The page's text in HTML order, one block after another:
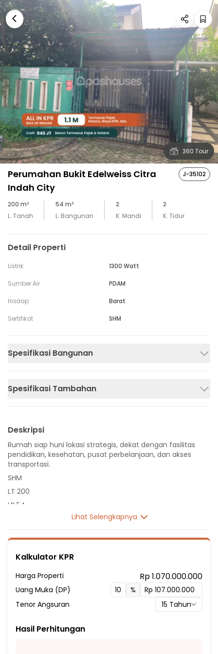
360 Tour
Perumahan Bukit Edelweiss Citra
Indah City
J-35102
200 m²
L. Tanah
54 m²
L. Bangunan
2
K. Mandi
2
K. Tidur
Detail Properti
Listrik 1300 Watt
Sumber Air PDAM
Hadap Barat
Sertifikat SHM
Spesifikasi Bangunan
Spesifikasi Tambahan
Deskripsi
Rumah siap huni lokasi strategis, dekat dengan fasilitas
pendidikan, kesehatan, pusat perbelanjaan, dan akses
transportasi.
SHM
LT 200
LB 54
Listrik 1300 VA
Sumber Air PDAM
Hadap Barat
Fasilitas Sekitar Hunian:
10 Menit ke SDN Singajaya 03
Lihat Selengkapnya
Kalkulator KPR
Harga Properti Rp 1.070.000.000
Uang Muka (DP)
%
Tenor Angsuran
15 Tahun
Hasil Perhitungan